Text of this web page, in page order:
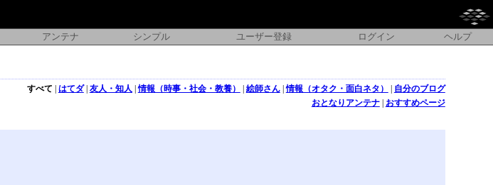
アンテナ シンプル ユーザー登録 ログイン ヘルプ
すべて はてダ| 友人・知人 |情報（時事・社会・教養） 絵師さん|情報（オタク・面白ネタ）
自分のブログ
おとなりアンテナ| おすすめページ